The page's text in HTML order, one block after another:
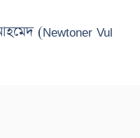
(Newtoner Vul